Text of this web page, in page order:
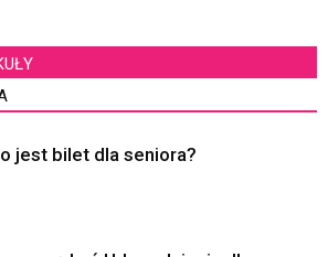
jest bilet dla seniora?